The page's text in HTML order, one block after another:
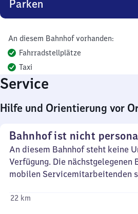
Parken
An diesem Bahnhof vorhanden:
Fahrradstellplätze
Taxi
Service
Hilfe und Orientierung vor
Bahnhof ist nicht
An diesem Bahnhof steht keine
Verfügung. Die nächstgelegenen
mobilen Servicemitarbeitenden
22 km